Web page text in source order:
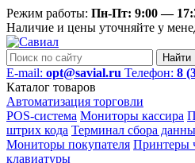
Режим работы: Пн-Пт: 9:00 —
Наличие и цены уточняйте у
Найти
E-mail: opt@savial.ru Телефон: 8
Каталог товаров
Автоматизация торговли
POS-система Мониторы кассира
штрих кода Терминал сбора
Мониторы покупателя Принтеры
клавиатуры